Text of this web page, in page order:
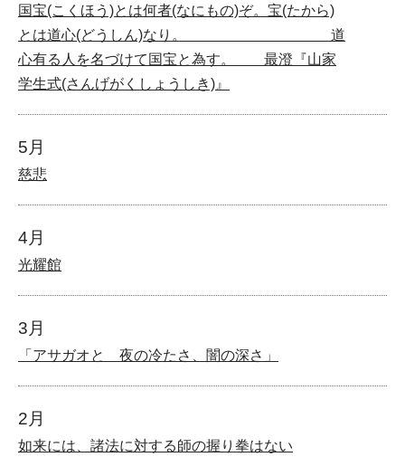
国宝(こくほう)とは何者(なにもの)ぞ。宝(たから)
とは道心(どうしん)なり。 道
心有る人を名づけて国宝と為す。 最澄『山家
学生式(さんげがくしょうしき)』
5月
慈悲
4月
光耀館
3月
「アサガオと 夜の冷たさ、闇の深さ」
2月
如来には、諸法に対する師の握り拳はない